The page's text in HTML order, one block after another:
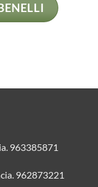
963385871
962873221